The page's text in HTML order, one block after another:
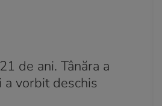
de ani. Tânăra a
vorbit deschis